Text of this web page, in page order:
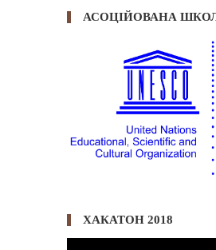
АСОЦІЙОВАНА
ХАКАТОН 2018